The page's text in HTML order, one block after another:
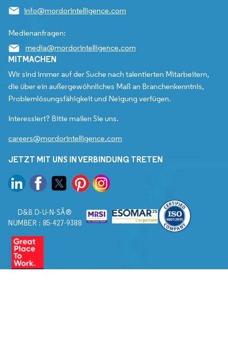
info@mordorintelligence.com
Medienanfragen:
media@mordorintelligence.com
MITMACHEN
Wir sind immer auf der Suche nach talentierten Mitarbeitern,
die über ein außergewöhnliches Maß an Branchenkenntnis,
Problemlösungsfähigkeit und Neigung verfügen.
Interessiert? Bitte mailen Sie uns.
careers@mordorintelligence.com
JETZT MIT UNS IN VERBINDUNG TRETEN
D&B D-U-N-SÂ®
NUMBER : 85-427-9388